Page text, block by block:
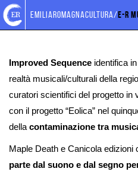
Torna
alla
home
Cerca
nel
sito
Salta
ai
contenuti
Salta
al
menu
emiliaromagnacultura/E-R
Improved Sequence
Improved Sequence identifica in
realtà musicali/culturali della
curatori scientifici del progetto in
con il progetto “Eolica” nel
della contaminazione tra
Maple Death e Canicola edizioni
parte dal suono e dal segno